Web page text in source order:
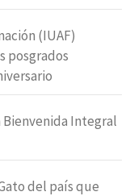
(IUAF)
posgrados
Bienvenida Integral
del país que